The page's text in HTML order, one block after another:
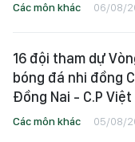
Các môn khác 06/08/
16 đội tham dự
bóng đá nhi đồng
Đồng Nai - C.P
Các môn khác 05/08/